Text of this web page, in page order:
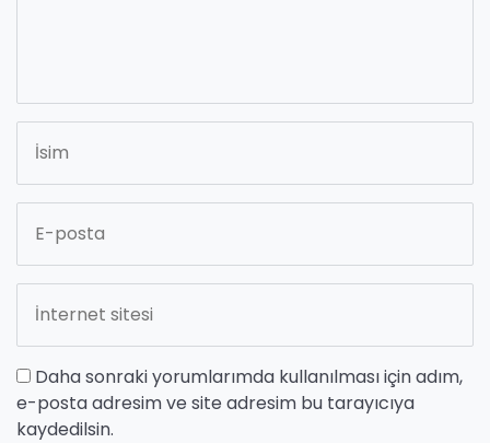
Daha sonraki yorumlarımda kullanılması için adım,
e-posta adresim ve site adresim bu tarayıcıya
kaydedilsin.